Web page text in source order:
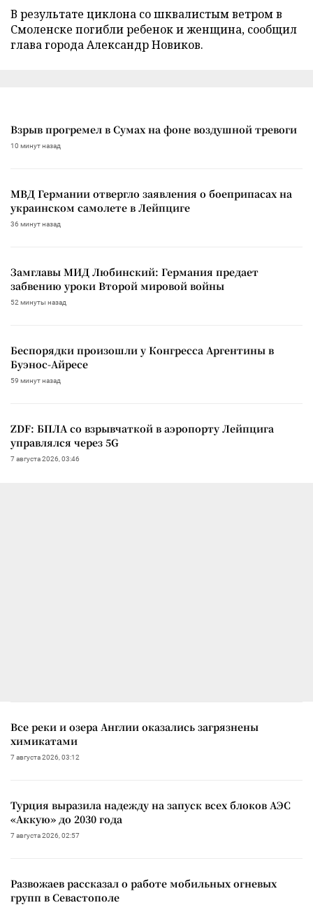
В результате циклона со шквалистым ветром в
Смоленске погибли ребенок и женщина, сообщил
глава города Александр Новиков.
Взрыв прогремел в Сумах на фоне воздушной тревоги
10 минут назад
МВД Германии отвергло заявления о боеприпасах на
украинском самолете в Лейпциге
36 минут назад
Замглавы МИД Любинский: Германия предает
забвению уроки Второй мировой войны
52 минуты назад
Беспорядки произошли у Конгресса Аргентины в
Буэнос-Айресе
59 минут назад
ZDF: БПЛА со взрывчаткой в аэропорту Лейпцига
управлялся через 5G
7 августа 2026, 03:46
Все реки и озера Англии оказались загрязнены
химикатами
7 августа 2026, 03:12
Турция выразила надежду на запуск всех блоков АЭС
«Аккую» до 2030 года
7 августа 2026, 02:57
Развожаев рассказал о работе мобильных огневых
групп в Севастополе